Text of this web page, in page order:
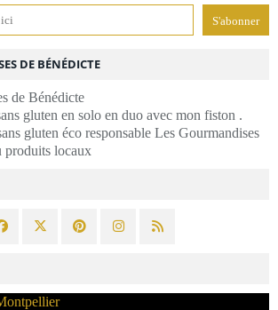
DE BÉNÉDICTE
gluten en solo en duo avec mon fiston .
gluten éco responsable Les Gourmandises
produits locaux